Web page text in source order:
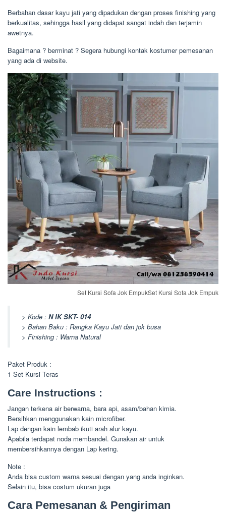
Berbahan dasar kayu jati yang dipadukan dengan proses finishing yang
berkualitas, sehingga hasil yang didapat sangat indah dan terjamin
awetnya.
Bagaimana ? berminat ? Segera hubungi kontak kostumer pemesanan
yang ada di website.
Set Kursi Sofa Jok EmpukSet Kursi Sofa Jok Empuk
> Kode : N IK SKT- 014
> Bahan Baku : Rangka Kayu Jati dan jok busa
> Finishing : Warna Natural
Paket Produk :
1 Set Kursi Teras
Care Instructions :
Jangan terkena air berwarna, bara api, asam/bahan kimia.
Bersihkan menggunakan kain microfiber.
Lap dengan kain lembab ikuti arah alur kayu.
Apabila terdapat noda membandel. Gunakan air untuk
membersihkannya dengan Lap kering.
Note :
Anda bisa custom warna sesuai dengan yang anda inginkan.
Selain itu, bisa costum ukuran juga
Cara Pemesanan & Pengiriman